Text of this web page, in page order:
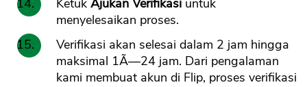
Ketuk Ajukan Verifikasi untuk
menyelesaikan proses.
Verifikasi akan selesai dalam 2 jam hingga
maksimal 1Ã—24 jam. Dari pengalaman
kami membuat akun di Flip, proses verifikasi